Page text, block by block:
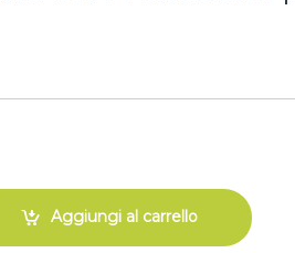
in pp - 4" - 3" quantity
Aggiungi al carrello